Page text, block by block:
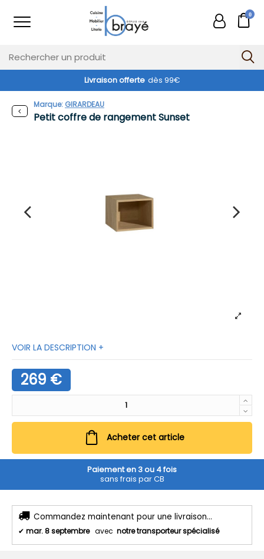
0
Livraison offerte dès 99€
Petit coffre de rangement Sunset
Marque: GIRARDEAU
VOIR LA DESCRIPTION +
269 €
Acheter cet article
Paiement en 3 ou 4 fois
sans frais par CB
Commandez maintenant pour une livraison...
✔ mar. 8 septembre avec notre transporteur spécialisé